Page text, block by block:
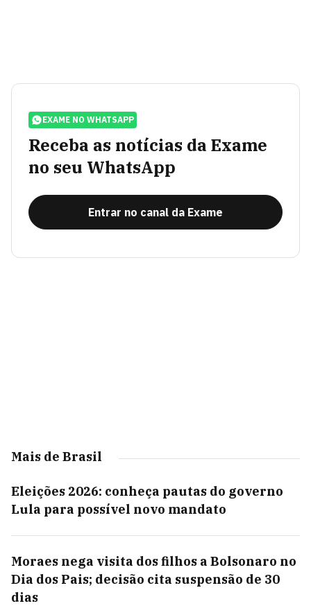
EXAME NO WHATSAPP
Receba as notícias da Exame
no seu WhatsApp
Entrar no canal da Exame
Mais de Brasil
Eleições 2026: conheça pautas do governo
Lula para possível novo mandato
Moraes nega visita dos filhos a Bolsonaro no
Dia dos Pais; decisão cita suspensão de 30
dias